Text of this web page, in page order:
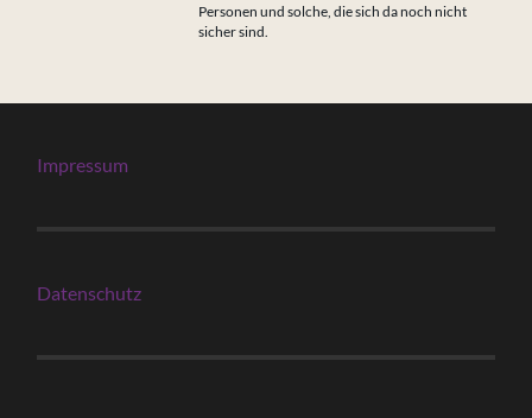
Personen und solche, die sich da noch nicht
sicher sind.
Impressum
Datenschutz